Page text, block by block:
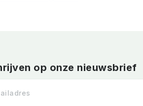
op onze nieuwsbrief